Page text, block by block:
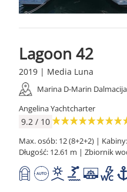
Lagoon 42
2019 | Media Luna
Marina D-Marin
Angelina Yachtcharter
9.2 / 10
Max. osób: 12 (8+2+2) |
Długość: 12.61 m | Zbiornik